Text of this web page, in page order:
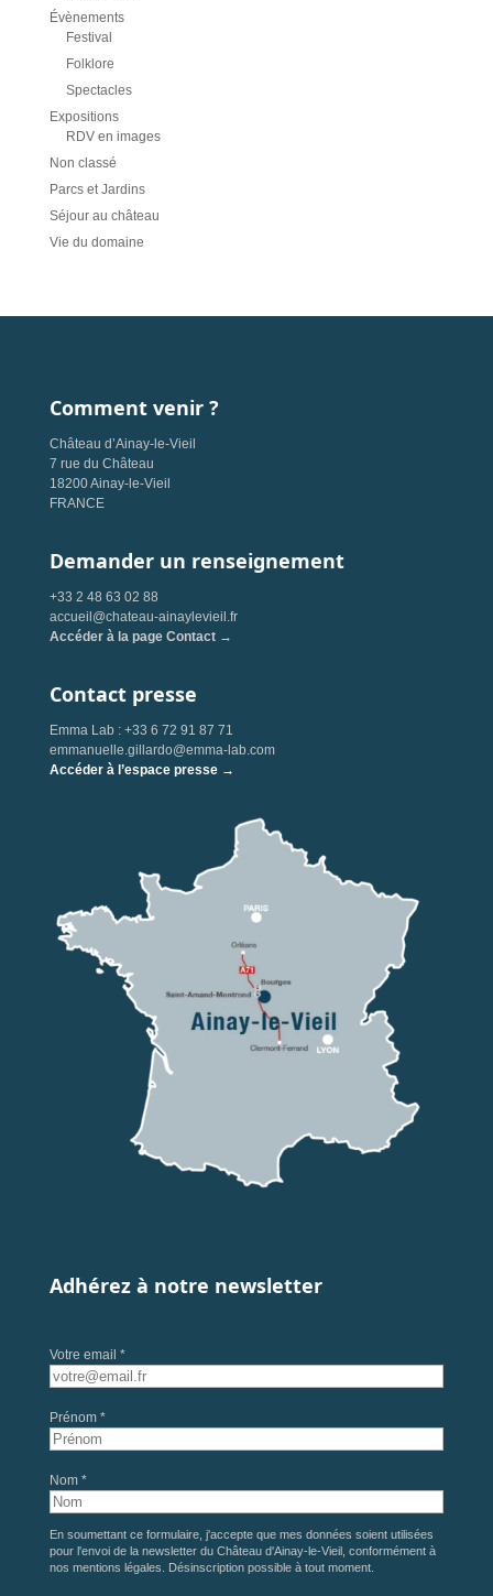
Évènements
Festival
Folklore
Spectacles
Expositions
RDV en images
Non classé
Parcs et Jardins
Séjour au château
Vie du domaine
Comment venir ?
Château d’Ainay-le-Vieil
7 rue du Château
18200 Ainay-le-Vieil
FRANCE
Demander un renseignement
+33 2 48 63 02 88
accueil@chateau-ainaylevieil.fr
Accéder à la page Contact →
Contact presse
Emma Lab : +33 6 72 91 87 71
emmanuelle.gillardo@emma-lab.com
Accéder à l’espace presse →
Adhérez à notre newsletter
Votre email *
Prénom *
Nom *
En soumettant ce formulaire, j'accepte que mes données soient utilisées
pour l'envoi de la newsletter du Château d'Ainay-le-Vieil, conformément à
nos mentions légales . Désinscription possible à tout moment.